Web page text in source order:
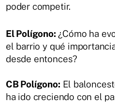
poder competir.
El Polígono: ¿Cómo ha
el barrio y qué
desde entonces?
CB Polígono: El
ha ido creciendo con el